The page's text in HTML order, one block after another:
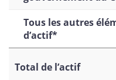
Tous les autres
d’actif*
Total de l’actif